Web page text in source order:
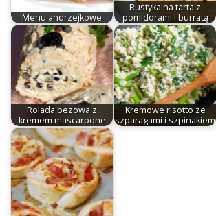
Menu andrzejkowe
Rustykalna tarta z
pomidorami i burratą
Rolada bezowa z
kremem mascarpone
Kremowe risotto ze
szparagami i szpinakiem